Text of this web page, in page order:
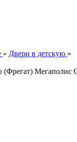
» Двери в детскую »